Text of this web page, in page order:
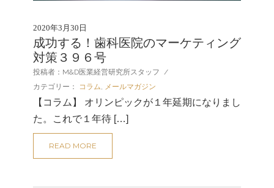
2020年3月30日
成功する！歯科医院のマーケティング
対策３９６号
投稿者：M&D医業経営研究所スタッフ /
カテゴリー：
コラム, メールマガジン
【コラム】 オリンピックが１年延期になりまし
た。これで１年待 […]
READ MORE